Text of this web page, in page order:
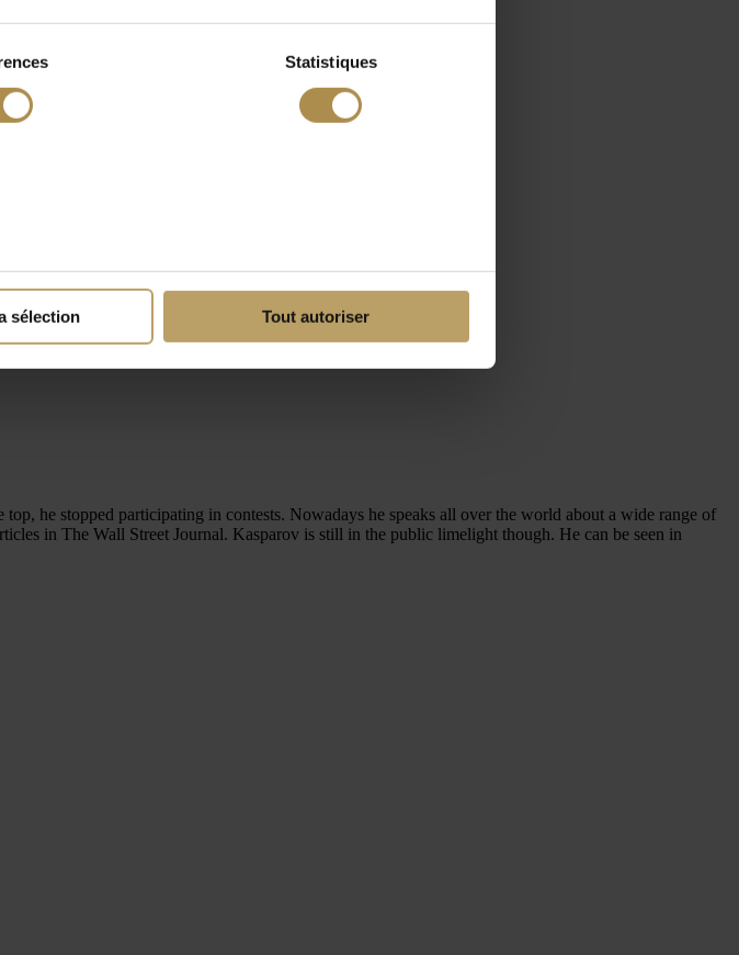
Statistiques
sélection Tout autoriser
he stopped participating in contests. Nowadays he speaks all over the world about a wide range of
in The Wall Street Journal. Kasparov is still in the public limelight though. He can be seen in